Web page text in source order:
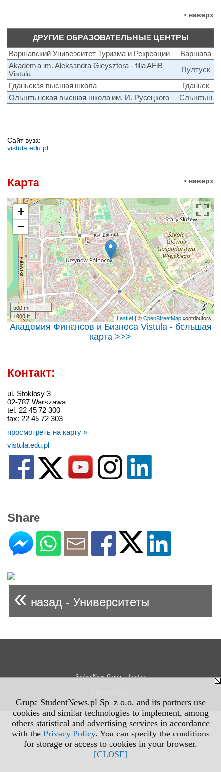
Grupa StudentNews.pl Sp. z o.o. and its partners use
cookies and similar technologies to implement, among
others statistical and advertising services in accordance
with the Privacy Policy. You can specify the conditions
for storage or access to cookies in your browser.
[CLOSE]
» наверх
ДРУГИЕ ОБРАЗОВАТЕЛЬНЫЕ ЦЕНТРЫ
Варшавский Университет Туризма и Рекреации
Варшава
Akademia im. Aleksandra Gieysztora - filia AFiB
Vistula
Пултуск
Гданьская высшая школа
Гданьск
Ольштынская высшая школа им. И. Русецкого
Ольштын
Сайт вуза:
vistula.edu.pl
» наверх
Карта
+
−
500 m
1000 ft
Leaflet | ©OpenStreetMapcontributors
Академия Финансов и Бизнеса Vistula - большая
карта >>>
Контакт:
ul. Stokłosy 3
02-787 Warszawa
tel. 22 45 72 300
fax: 22 45 72 303
просмотреть на карту »
vistula.edu.pl
Share
« назад - Университеты
StudentNews Group - about us